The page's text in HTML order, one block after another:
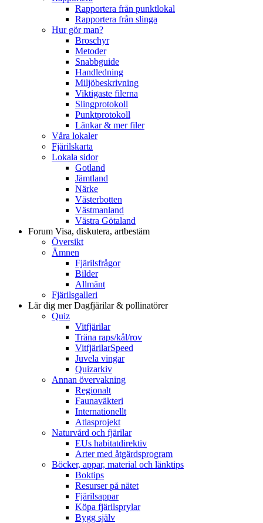
Rapportera från punktlokal
Rapportera från slinga
Hur gör man?
Broschyr
Metoder
Snabbguide
Handledning
Miljöbeskrivning
Viktigaste filerna
Slingprotokoll
Punktprotokoll
Länkar & mer filer
Våra lokaler
Fjärilskarta
Lokala sidor
Gotland
Jämtland
Närke
Västerbotten
Västmanland
Västra Götaland
Forum Visa, diskutera, artbestäm
Översikt
Ämnen
Fjärilsfrågor
Bilder
Allmänt
Fjärilsgalleri
Lär dig merDagfjärilar & pollinatörer
Quiz
Vitfjärilar
Träna raps/kål/rov
VitfjärilarSpeed
Juvela vingar
Quizarkiv
Annan övervakning
Regionalt
Faunaväkteri
Internationellt
Atlasprojekt
Naturvård och fjärilar
EUs habitatdirektiv
Arter med åtgärdsprogram
Böcker, appar, material och länktips
Boktips
Resurser på nätet
Fjärilsappar
Köpa fjärilsprylar
Bygg själv